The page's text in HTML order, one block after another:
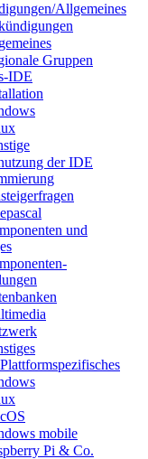
Allgemeines
Gruppen
IDE
der IDE
und
mobile
Pi & Co.